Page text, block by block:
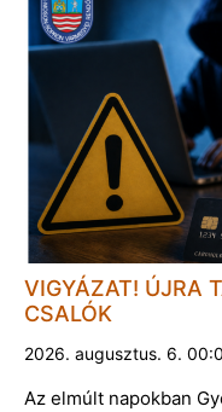
VIGYÁZAT! ÚJRA
CSALÓK
2026. augusztus. 6.
Az elmúlt napokban